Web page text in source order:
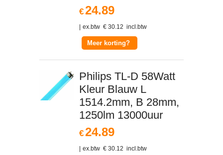
€24.89
ex.btw € 30.12 incl.btw
Meer korting?
Philips TL-D 58Watt
Kleur Blauw L
1514.2mm, B 28mm,
1250lm 13000uur
€24.89
ex.btw € 30.12 incl.btw